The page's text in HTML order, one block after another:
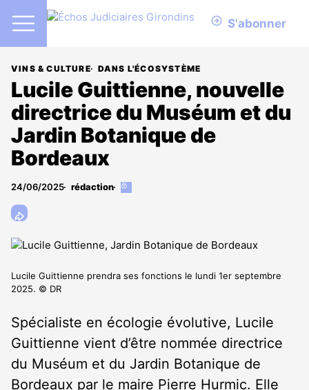
S'abonner
VINS & CULTURE DANS L'ÉCOSYSTÈME
Lucile Guittienne, nouvelle
directrice du Muséum et du
Jardin Botanique de
Bordeaux
24/06/2025 rédaction
Cet
aux
abonnés
Lucile Guittienne prendra ses fonctions le lundi 1er septembre
2025. © DR
Spécialiste en écologie évolutive, Lucile
Guittienne vient d’être nommée directrice
du Muséum et du Jardin Botanique de
Bordeaux par le maire Pierre Hurmic. Elle